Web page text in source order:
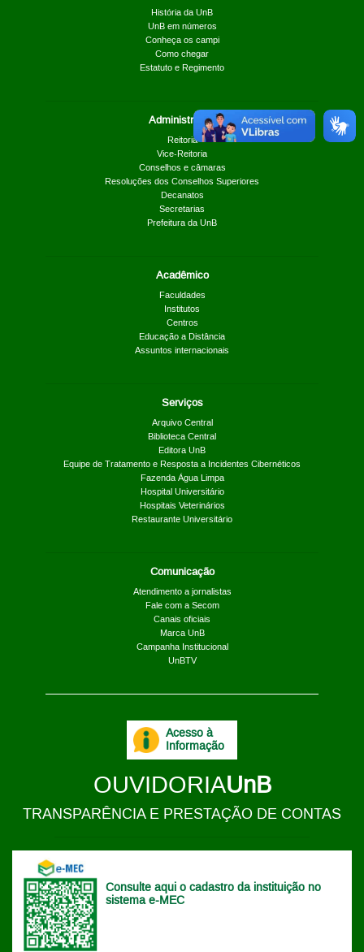
História da UnB
UnB em números
Conheça os campi
Como chegar
Estatuto e Regimento
Administrativo
Reitoria
Vice-Reitoria
Conselhos e câmaras
Resoluções dos Conselhos Superiores
Decanatos
Secretarias
Prefeitura da UnB
Acadêmico
Faculdades
Institutos
Centros
Educação a Distância
Assuntos internacionais
Serviços
Arquivo Central
Biblioteca Central
Editora UnB
Equipe de Tratamento e Resposta a Incidentes Cibernéticos
Fazenda Água Limpa
Hospital Universitário
Hospitais Veterinários
Restaurante Universitário
Comunicação
Atendimento a jornalistas
Fale com a Secom
Canais oficiais
Marca UnB
Campanha Institucional
UnBTV
Consulte aqui o cadastro da instituição no
sistema e-MEC
Acesso à
Informação
OUVIDORIAUnB
TRANSPARÊNCIA E PRESTAÇÃO DE CONTAS